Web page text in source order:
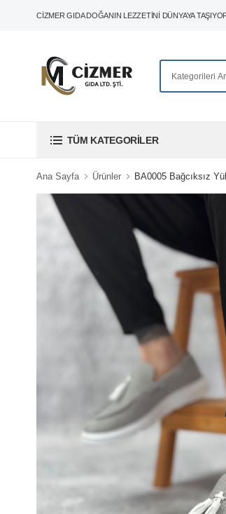
CIZMER GIDA DOĞANIN LEZZETINI DÜNYAYA
TÜM KATEGORILER
Ana Sayfa Ürünler BA0005 Bağcıksız